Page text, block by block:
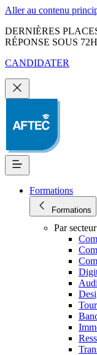
Aller au contenu
DERNIÈRES
RÉPONSE SOUS
CANDIDATER
Formations
Formations
Par secteur